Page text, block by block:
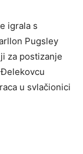
igrala s
Pugsley
za postizanje
u svlačionici